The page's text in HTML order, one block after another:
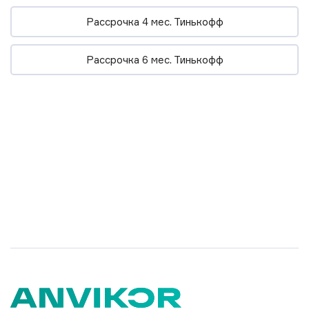
Рассрочка 4 мес. Тинькофф
Рассрочка 6 мес. Тинькофф